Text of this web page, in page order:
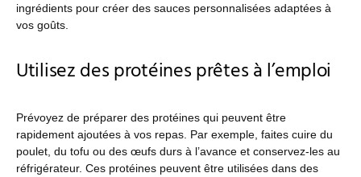
ingrédients pour créer des sauces personnalisées adaptées à
vos goûts.
Utilisez des protéines prêtes à l’emploi
Prévoyez de préparer des protéines qui peuvent être
rapidement ajoutées à vos repas. Par exemple, faites cuire du
poulet, du tofu ou des œufs durs à l’avance et conservez-les au
réfrigérateur. Ces protéines peuvent être utilisées dans des